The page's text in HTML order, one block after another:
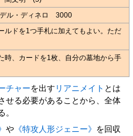
デル・ディネロ 3000
ルドを1つ手札に加えてもよい。ただ
時、カードを1枚、自分の墓地から手
チャーを出す リアニメイト とは
せる必要があることから、全体
。
や 《特攻人形ジェニー》 を回収